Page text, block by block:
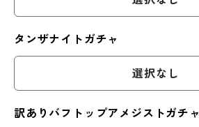
タンザナイトガチャ
選択なし
訳ありバフトップアメジストガチャ